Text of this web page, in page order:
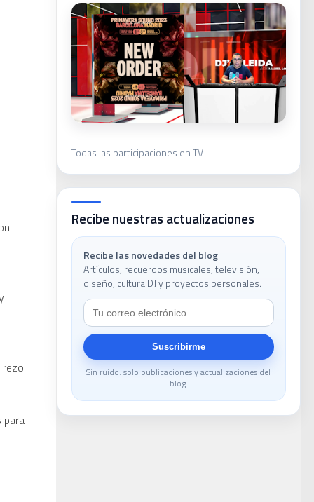
para
Todas las participaciones en TV
Recibe nuestras actualizaciones
Recibe las novedades del blog
Artículos, recuerdos musicales, televisión,
diseño, cultura DJ y proyectos personales.
Suscribirme
Sin ruido: solo publicaciones y actualizaciones del
blog.